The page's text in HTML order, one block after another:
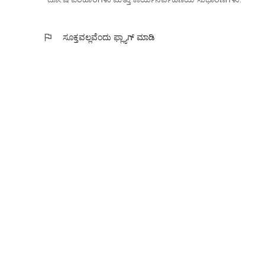
flag ಸೂಕ್ತವಲ್ಲವೆಂದು ಫ್ಲ್ಯಾಗ್‌‌ ಮಾಡಿ